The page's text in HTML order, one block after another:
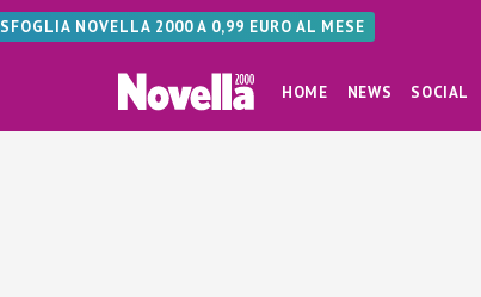
SFOGLIA NOVELLA 2000 A 0,99 EURO AL MESE
HOME NEWS SOCIAL